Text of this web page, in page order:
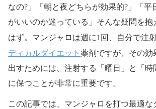
なの?」「朝と夜どちらが効果的?」「平
がいいのか迷っている」そんな疑問を抱
はず。マンジャロは週に1回、自分で注
ディカルダイエット 薬剤ですが、その効
出すためには、注射する「曜日」と「時
に保つことが非常に重要です。
この記事では、マンジャロを打つ最適な